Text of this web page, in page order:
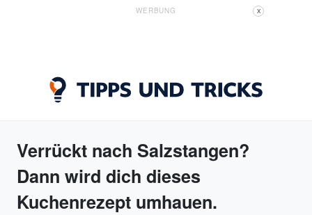
WERBUNG X
Verrückt nach Salzstangen?
Dann wird dich dieses
Kuchenrezept umhauen.